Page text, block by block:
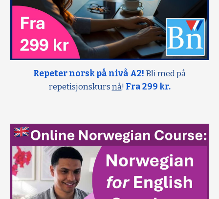
Repeter norsk på nivå A2! Bli med på
repetisjonskursnå! Fra 299 kr.